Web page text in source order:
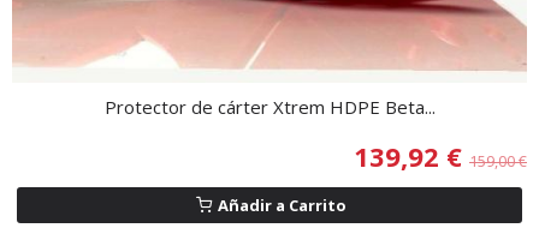
Protector de cárter Xtrem HDPE Beta...
139,92 € 159,00 €
Añadir a Carrito